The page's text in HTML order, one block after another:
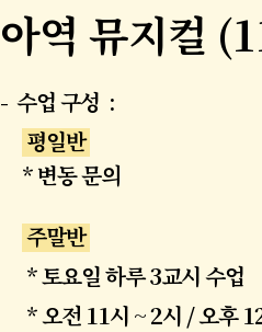
아역 뮤지컬
- 수업 구성 :
평일반
* 변동 문의
주말반
* 토요일 하루 3교시 수업
* 오전 11시 ~ 2시 / 오후